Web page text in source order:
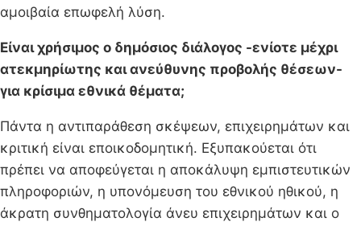
αμοιβαία επωφελή λύση.
Είναι χρήσιμος ο δημόσιος διάλογος -ενίοτε μέχρι
ατεκμηρίωτης και ανεύθυνης προβολής θέσεων-
για κρίσιμα εθνικά θέματα;
Πάντα η αντιπαράθεση σκέψεων, επιχειρημάτων και
κριτική είναι εποικοδομητική. Εξυπακούεται ότι
πρέπει να αποφεύγεται η αποκάλυψη εμπιστευτικών
πληροφοριών, η υπονόμευση του εθνικού ηθικού, η
άκρατη συνθηματολογία άνευ επιχειρημάτων και ο